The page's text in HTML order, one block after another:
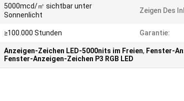
5000mcd/㎡ sichtbar unter
Sonnenlicht
Zeigen Des
≥100.000 Stunden Garantie:
Anzeigen-Zeichen LED-5000nits im Freien, Fenster-
Fenster-Anzeigen-Zeichen P3 RGB LED